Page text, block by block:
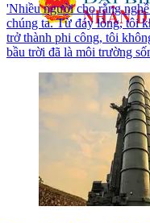
'Nhiều người cho rằng
chúng ta. Từ đáy lòng, tôi
trở thành phi công, tôi
bầu trời đã là môi trường